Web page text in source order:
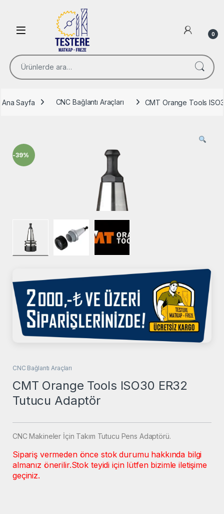
Open 0
Ara:
Ana Sayfa CNC Bağlantı Araçları CMT Orange Tools
-39%
CNC Bağlantı Araçları
CMT Orange Tools ISO30 ER32
Tutucu Adaptör
CNC Makineler İçin Takım Tutucu Pens Adaptörü.
Sipariş vermeden önce stok durumu hakkında bilgi
almanız önerilir.Stok teyidi için lütfen bizimle iletişime
geçiniz.